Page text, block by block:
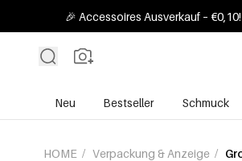
🎉 Accessoires Ausverkauf – €0,10!
Neu Bestseller Schmuck
HOME / Verpackung & Anzeige /